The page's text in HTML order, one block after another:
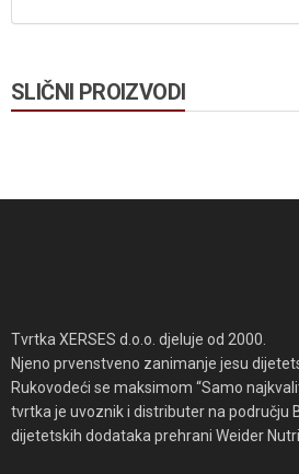
SLIČNI PROIZVODI
Tvrtka XERSES d.o.o. djeluje od 2000.
Njeno prvenstveno zanimanje jesu
Rukovodeći se maksimom “Samo
tvrtka je uvoznik i distributer na području
dijetetskih dodataka prehrani Weider